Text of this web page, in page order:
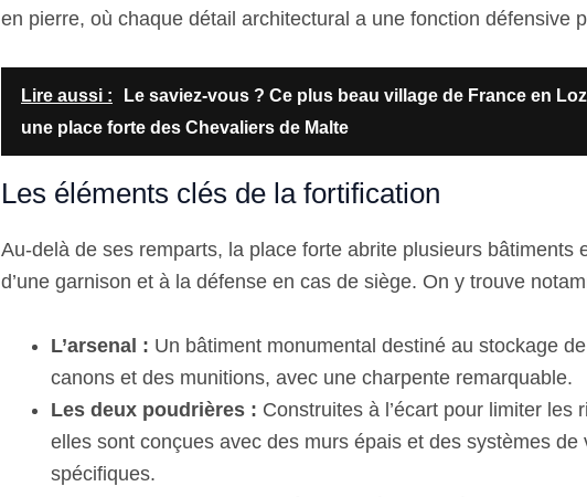
en pierre, où chaque détail architectural a une fonction défensive
Lire aussi :
Le saviez-vous ? Ce plus beau village de France en
une place forte des Chevaliers de Malte
Les éléments clés de la fortification
Au-delà de ses remparts, la place forte abrite plusieurs bâtiments
d’une garnison et à la défense en cas de siège. On y trouve
L’arsenal : Un bâtiment monumental destiné au stockage
canons et des munitions, avec une charpente remarquable.
Les deux poudrières : Construites à l’écart pour limiter les
elles sont conçues avec des murs épais et des systèmes de
spécifiques.